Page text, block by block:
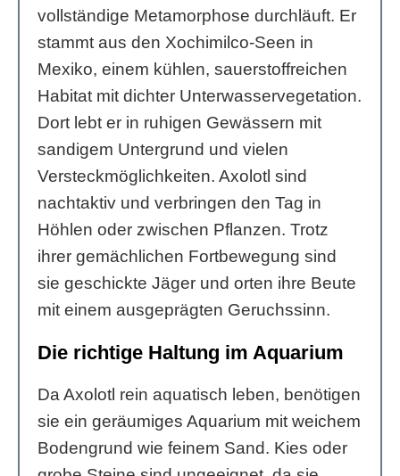
vollständige Metamorphose durchläuft. Er
stammt aus den Xochimilco-Seen in
Mexiko, einem kühlen, sauerstoffreichen
Habitat mit dichter Unterwasservegetation.
Dort lebt er in ruhigen Gewässern mit
sandigem Untergrund und vielen
Versteckmöglichkeiten. Axolotl sind
nachtaktiv und verbringen den Tag in
Höhlen oder zwischen Pflanzen. Trotz
ihrer gemächlichen Fortbewegung sind
sie geschickte Jäger und orten ihre Beute
mit einem ausgeprägten Geruchssinn.
Die richtige Haltung im Aquarium
Da Axolotl rein aquatisch leben, benötigen
sie ein geräumiges Aquarium mit weichem
Bodengrund wie feinem Sand. Kies oder